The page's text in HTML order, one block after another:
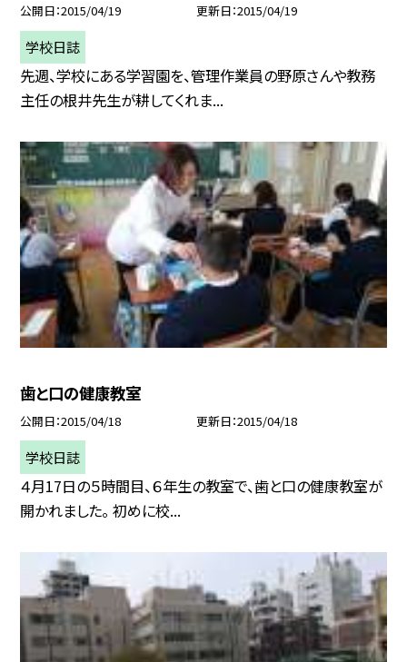
公開日 2015/04/19 更新日 2015/04/19
学校日誌
先週、学校にある学習園を、管理作業員の野原さんや教務
主任の根井先生が耕してくれま...
歯と口の健康教室
公開日 2015/04/18 更新日 2015/04/18
学校日誌
４月17日の５時間目、６年生の教室で、歯と口の健康教室が
開かれました。 初めに校...